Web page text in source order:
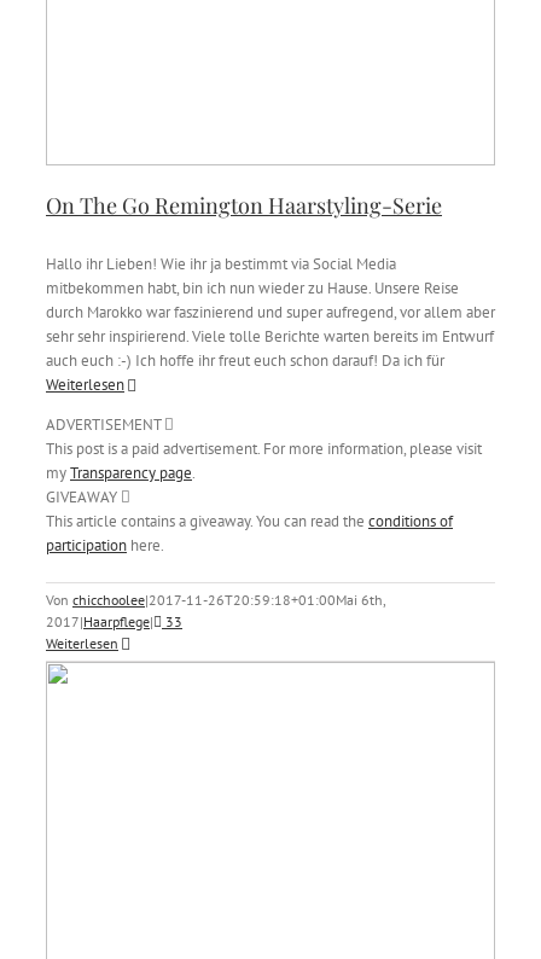
On The Go Remington Haarstyling-Serie
Hallo ihr Lieben! Wie ihr ja bestimmt via Social Media
mitbekommen habt, bin ich nun wieder zu Hause. Unsere Reise
durch Marokko war faszinierend und super aufregend, vor allem aber
sehr sehr inspirierend. Viele tolle Berichte warten bereits im Entwurf
auch euch :-) Ich hoffe ihr freut euch schon darauf! Da ich für
Weiterlesen
ADVERTISEMENT
This post is a paid advertisement. For more information, please visit
myTransparency page.
GIVEAWAY
This article contains a giveaway. You can read the conditions of
participation here.
Von chicchoolee|2017-11-26T20:59:18+01:00Mai 6th,
2017|Haarpflege|
33
Weiterlesen